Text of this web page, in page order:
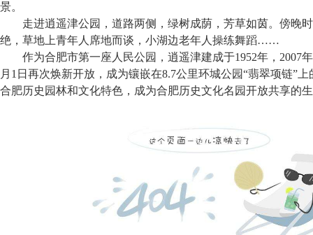
景。
走进逍遥津公园，道路两侧，绿树成荫，芳草如茵。傍晚
绝，草地上青年人席地而谈，小湖边老年人操练舞蹈……
作为合肥市第一座人民公园，逍遥津建成于1952年，2007
月1日再次焕新开放，成为镶嵌在8.7公里环城公园“翡翠项链”
合肥历史园林和文化特色，成为合肥历史文化名园开放共享的